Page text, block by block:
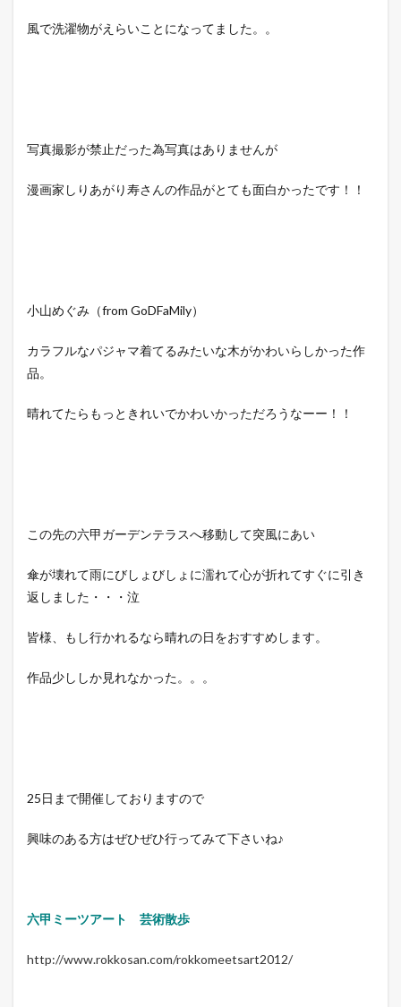
風で洗濯物がえらいことになってました。。
写真撮影が禁止だった為写真はありませんが
漫画家しりあがり寿さんの作品がとても面白かったです！！
小山めぐみ（from GoDFaMily）
カラフルなパジャマ着てるみたいな木がかわいらしかった作
品。
晴れてたらもっときれいでかわいかっただろうなーー！！
この先の六甲ガーデンテラスへ移動して突風にあい
傘が壊れて雨にびしょびしょに濡れて心が折れてすぐに引き
返しました・・・泣
皆様、もし行かれるなら晴れの日をおすすめします。
作品少ししか見れなかった。。。
25日まで開催しておりますので
興味のある方はぜひぜひ行ってみて下さいね♪
六甲ミーツアート 芸術散歩
http://www.rokkosan.com/rokkomeetsart2012/